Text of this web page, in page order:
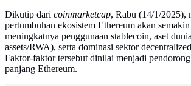
Dikutip dari coinmarketcap, Rabu (14/1/2025),
pertumbuhan ekosistem Ethereum akan
meningkatnya penggunaan stablecoin, aset
assets/RWA), serta dominasi sektor
Faktor-faktor tersebut dinilai menjadi
panjang Ethereum.